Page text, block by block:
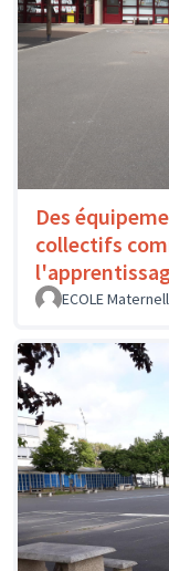
Des
collectifs
ECOLE